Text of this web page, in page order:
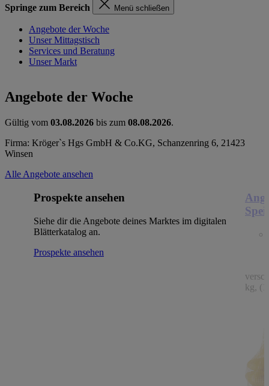
Springe zum Bereich Menü schließen
Angebote der Woche
Unser Mittagstisch
Services und Beratung
Unser Markt
Angebote der Woche
Gültig vom 03.08.2026 bis zum 08.08.2026.
Firma: Kröger`s Hgs GmbH & Co.KG, Schanzenring 6, 21423
Winsen
Alle Angebote ansehen
Prospekte ansehen
Siehe dir die Angebote deines Marktes im digitalen
Blätterkatalog an.
Prospekte ansehen
kg,